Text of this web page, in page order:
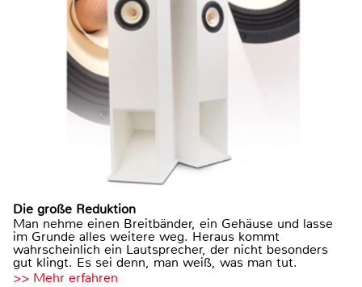
Die große Reduktion
Man nehme einen Breitbänder, ein Gehäuse und lasse
im Grunde alles weitere weg. Heraus kommt
wahrscheinlich ein Lautsprecher, der nicht besonders
gut klingt. Es sei denn, man weiß, was man tut.
>> Mehr erfahren